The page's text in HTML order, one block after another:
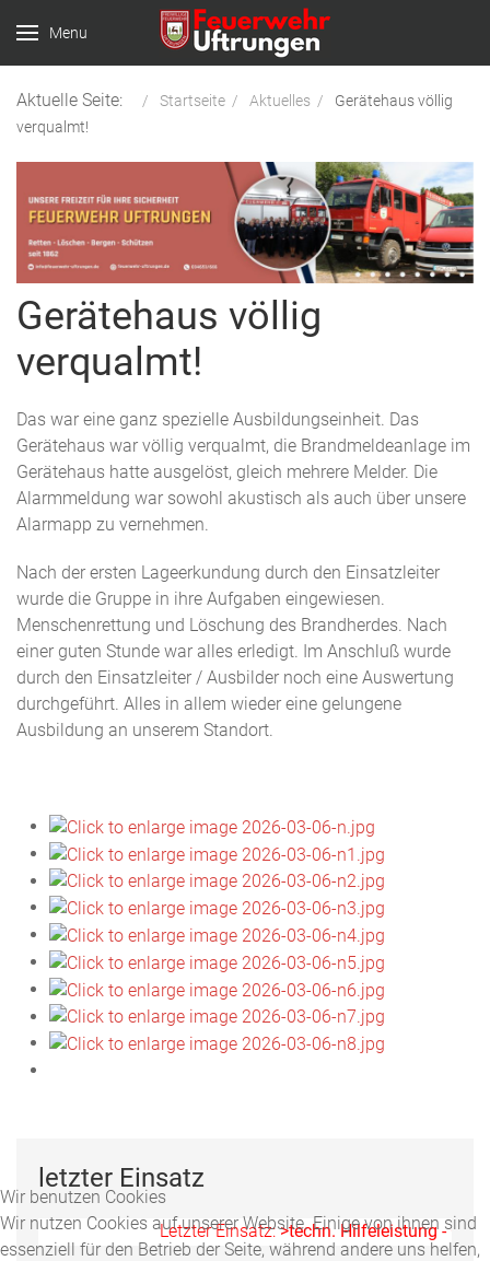
Menu
Aktuelle Seite: Startseite Aktuelles
Gerätehaus völlig
verqualmt!
Gerätehaus völlig
verqualmt!
Das war eine ganz spezielle Ausbildungseinheit. Das
Gerätehaus war völlig verqualmt, die Brandmeldeanlage im
Gerätehaus hatte ausgelöst, gleich mehrere Melder. Die
Alarmmeldung war sowohl akustisch als auch über unsere
Alarmapp zu vernehmen.
Nach der ersten Lageerkundung durch den Einsatzleiter
wurde die Gruppe in ihre Aufgaben eingewiesen.
Menschenrettung und Löschung des Brandherdes. Nach
einer guten Stunde war alles erledigt. Im Anschluß wurde
durch den Einsatzleiter / Ausbilder noch eine Auswertung
durchgeführt. Alles in allem wieder eine gelungene
Ausbildung an unserem Standort.
letzter Einsatz
Letzter Einsatz:>techn. Hilfeleistung -
Wir benutzen Cookies
Wir nutzen Cookies auf unserer Website. Einige von ihnen sind
essenziell für den Betrieb der Seite, während andere uns helfen,